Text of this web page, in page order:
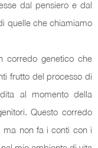
dal pensiero e dal
quelle che chiamiamo
corredo genetico che
frutto del processo di
al momento della
Questo corredo
ma non fa i conti con i